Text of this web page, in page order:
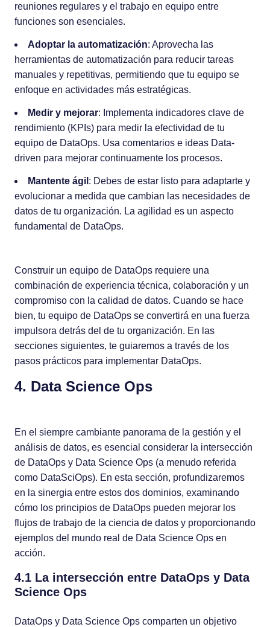
reuniones regulares y el trabajo en equipo entre
funciones son esenciales.
Adoptar la automatización: Aprovecha las
herramientas de automatización para reducir tareas
manuales y repetitivas, permitiendo que tu equipo se
enfoque en actividades más estratégicas.
Medir y mejorar: Implementa indicadores clave de
rendimiento (KPIs) para medir la efectividad de tu
equipo de DataOps. Usa comentarios e ideas Data-
driven para mejorar continuamente los procesos.
Mantente ágil : Debes de estar listo para adaptarte y
evolucionar a medida que cambian las necesidades de
datos de tu organización. La agilidad es un aspecto
fundamental de DataOps.
Construir un equipo de DataOps requiere una
combinación de experiencia técnica, colaboración y un
compromiso con la calidad de datos. Cuando se hace
bien, tu equipo de DataOps se convertirá en una fuerza
impulsora detrás del de tu organización. En las
secciones siguientes, te guiaremos a través de los
pasos prácticos para implementar DataOps.
4. Data Science Ops
En el siempre cambiante panorama de la gestión y el
análisis de datos, es esencial considerar la intersección
de DataOps y Data Science Ops (a menudo referida
como DataSciOps). En esta sección, profundizaremos
en la sinergia entre estos dos dominios, examinando
cómo los principios de DataOps pueden mejorar los
flujos de trabajo de la ciencia de datos y proporcionando
ejemplos del mundo real de Data Science Ops en
acción.
4.1 La intersección entre DataOps y Data
Science Ops
DataOps y Data Science Ops comparten un objetivo